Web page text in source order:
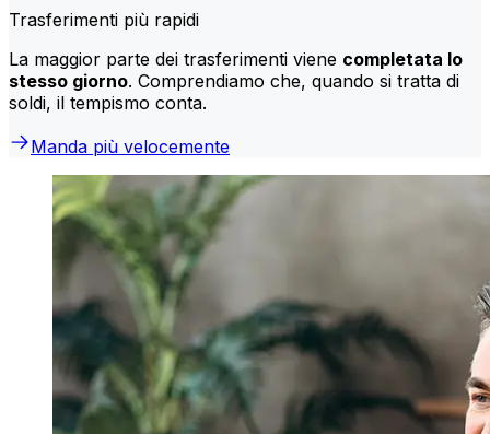
Trasferimenti più rapidi
La maggior parte dei trasferimenti viene completata lo
stesso giorno. Comprendiamo che, quando si tratta di
soldi, il tempismo conta.
Manda più velocemente